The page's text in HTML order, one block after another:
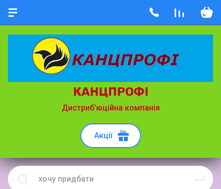
КАНЦПРОФІ
Дистриб'юційна компанія
Акції